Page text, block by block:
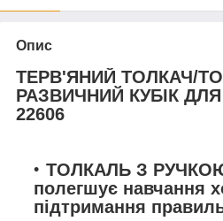
Опис
ТЕРВ'ЯНИЙ ТОЛКАЧ/
РАЗВИЧНИЙ КУБІК ДЛЯ
22606
ТОЛКАЛЬ З
полегшує навчання
підтримання